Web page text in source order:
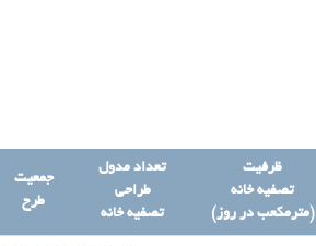
ظرفیت
تصفیه خانه
(مترمکعب در روز)
تعداد مدول
طراحی
تصفیه خانه
جمعیت
طرح